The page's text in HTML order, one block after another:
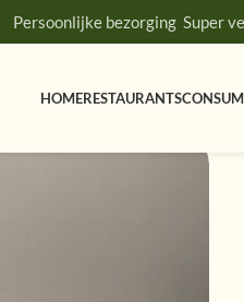
Persoonlijke bezorging Super
HOMERESTAURANTS